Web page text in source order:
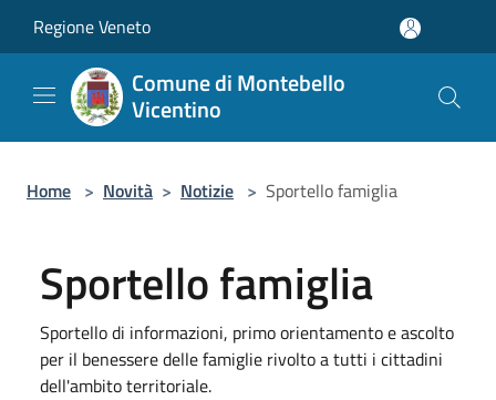
Regione Veneto
Comune di Montebello
Vicentino
Home > Novità > Notizie > Sportello famiglia
Sportello famiglia
Sportello di informazioni, primo orientamento e ascolto
per il benessere delle famiglie rivolto a tutti i cittadini
dell'ambito territoriale.